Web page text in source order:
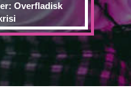
Overfladisk